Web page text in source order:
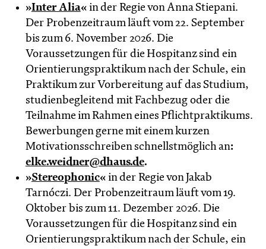
»Inter Alia«in der Regie von Anna Stiepani.
Der Probenzeitraum läuft vom 22. September
bis zum 6. November 2026. Die
Voraussetzungen für die Hospitanz sind ein
Orientierungspraktikum nach der Schule, ein
Praktikum zur Vorbereitung auf das Studium,
studienbegleitend mit Fachbezug oder die
Teilnahme im Rahmen eines Pflichtpraktikums.
Bewerbungen gerne mit einem kurzen
Motivationsschreiben schnellstmöglich an:
elke.weidner@dhaus.de.
»Stereophonic«in der Regie von Jakab
Tarnóczi. Der Probenzeitraum läuft vom 19.
Oktober bis zum 11. Dezember 2026. Die
Voraussetzungen für die Hospitanz sind ein
Orientierungspraktikum nach der Schule, ein